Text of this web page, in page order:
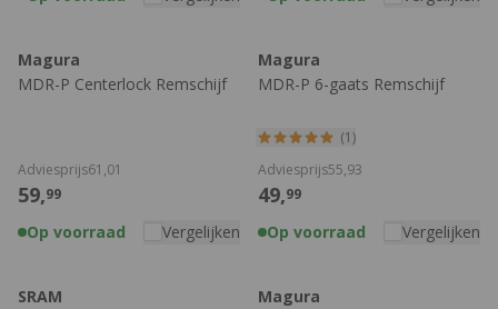
Magura
MDR-P Centerlock Remschijf
59,99
Adviesprijs61,01
Op voorraad Vergelijken
Magura
MDR-P 6-gaats Remschijf
(1)
49,99
Adviesprijs55,93
Op voorraad Vergelijken
SRAM
Magura